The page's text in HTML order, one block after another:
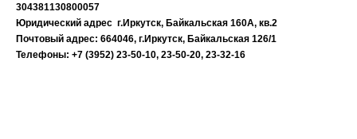
304381130800057
Юридический адрес г.Иркутск, Байкальская 160А, кв.2
Почтовый адрес: 664046, г.Иркутск, Байкальская 126/1
Телефоны: +7 (3952) 23-50-10, 23-50-20, 23-32-16